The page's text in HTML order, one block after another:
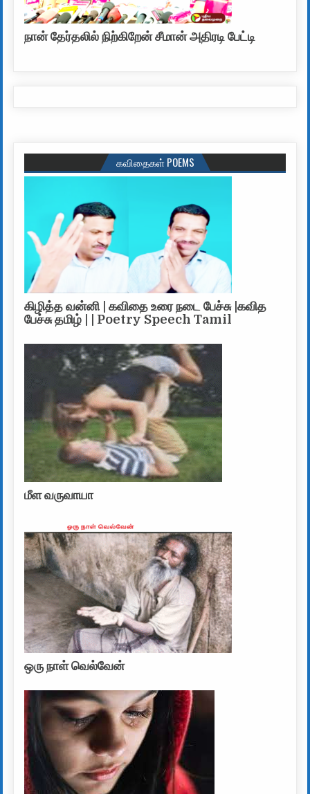
நான் தேர்தலில் நிற்கிறேன் சீமான் அதிரடி பேட்டி
கவிதைகள் POEMS
கிழித்த வன்னி | கவிதை உரை நடை பேச்சு |கவித
பேச்சு தமிழ் | | Poetry Speech Tamil
மீள வருவாயா
ஒரு நாள் வெல்வேன்